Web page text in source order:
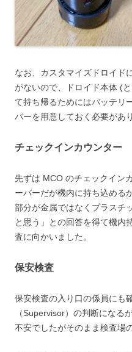
なお、カスタマイズドロイド
がないので、ドロイド本体 (
て持ち帰るためにはバッテリ
バーを用意しておく必要があ
チェックインカウンター
先ずは MCO のチェックイン
ーバーだが機内に持ち込める
部分が金属ではなくプラスチ
と思う」との回答を得て機内
査に向かいました。
保安検査
保安検査の入り口の係員にも
（Supervisor）の判断になる
不安でしたがそのまま検査場